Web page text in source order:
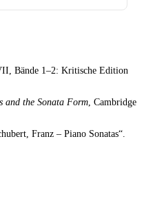
Bände 1–2: Kritische Edition
and the Sonata Form, Cambridge
Franz – Piano Sonatas“.